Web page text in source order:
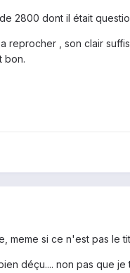
2800 dont il était
reprocher , son clair
bon.
meme si ce n'est pas le
déçu.... non pas que